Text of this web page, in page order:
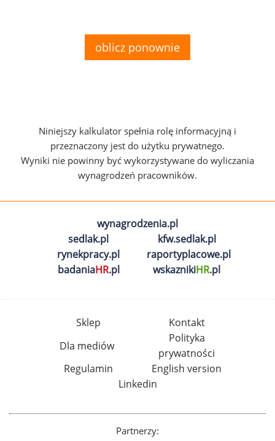
oblicz ponownie
Niniejszy kalkulator spełnia rolę informacyjną i
przeznaczony jest do użytku prywatnego.
Wyniki nie powinny być wykorzystywane do wyliczania
wynagrodzeń pracowników.
wynagrodzenia.pl
sedlak.pl
kfw.sedlak.pl
rynekpracy.pl
raportyplacowe.pl
badaniaHR.pl wskaznikiHR.pl
Sklep
Kontakt
Dla mediów
Polityka
prywatności
Regulamin
English version
Linkedin
Partnerzy: